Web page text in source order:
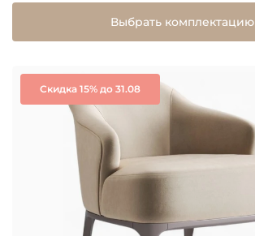
Выбрать комплектацию
Скидка 15% до 31.08